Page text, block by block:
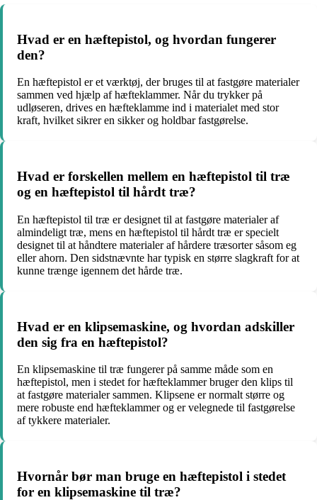
Hvad er en hæftepistol, og hvordan fungerer
den?
En hæftepistol er et værktøj, der bruges til at fastgøre materialer
sammen ved hjælp af hæfteklammer. Når du trykker på
udløseren, drives en hæfteklamme ind i materialet med stor
kraft, hvilket sikrer en sikker og holdbar fastgørelse.
Hvad er forskellen mellem en hæftepistol til træ
og en hæftepistol til hårdt træ?
En hæftepistol til træ er designet til at fastgøre materialer af
almindeligt træ, mens en hæftepistol til hårdt træ er specielt
designet til at håndtere materialer af hårdere træsorter såsom eg
eller ahorn. Den sidstnævnte har typisk en større slagkraft for at
kunne trænge igennem det hårde træ.
Hvad er en klipsemaskine, og hvordan adskiller
den sig fra en hæftepistol?
En klipsemaskine til træ fungerer på samme måde som en
hæftepistol, men i stedet for hæfteklammer bruger den klips til
at fastgøre materialer sammen. Klipsene er normalt større og
mere robuste end hæfteklammer og er velegnede til fastgørelse
af tykkere materialer.
Hvornår bør man bruge en hæftepistol i stedet
for en klipsemaskine til træ?